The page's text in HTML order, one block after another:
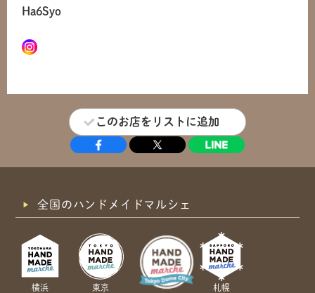
Ha6Syo
このお店をリストに追加
全国のハンドメイドマルシェ
横浜
東京
札幌